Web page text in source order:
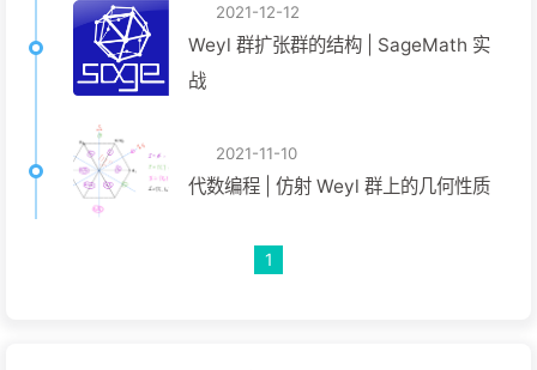
2021-12-12
Weyl 群扩张群的结构 | SageMath 实
战
2021-11-10
代数编程 | 仿射 Weyl 群上的几何性质
1